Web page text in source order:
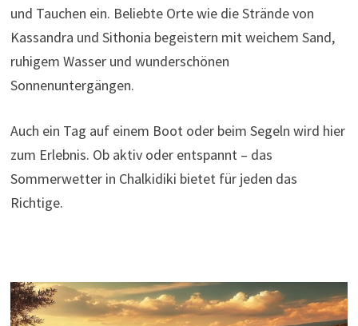
und Tauchen ein. Beliebte Orte wie die Strände von
Kassandra und Sithonia begeistern mit weichem Sand,
ruhigem Wasser und wunderschönen
Sonnenuntergängen.
Auch ein Tag auf einem Boot oder beim Segeln wird hier
zum Erlebnis. Ob aktiv oder entspannt – das
Sommerwetter in Chalkidiki bietet für jeden das
Richtige.